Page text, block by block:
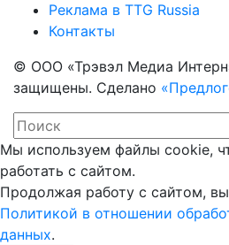
Реклама в TTG Russia
Контакты
© ООО «Трэвэл Медиа
защищены. Сделано
Мы используем файлы cookie,
работать с сайтом.
Продолжая работу с сайтом,
Политикой в отношении
данных.